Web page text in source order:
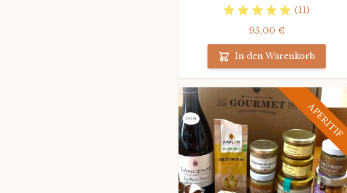
(11)
95,00 €
In den Warenkorb
APERITIF